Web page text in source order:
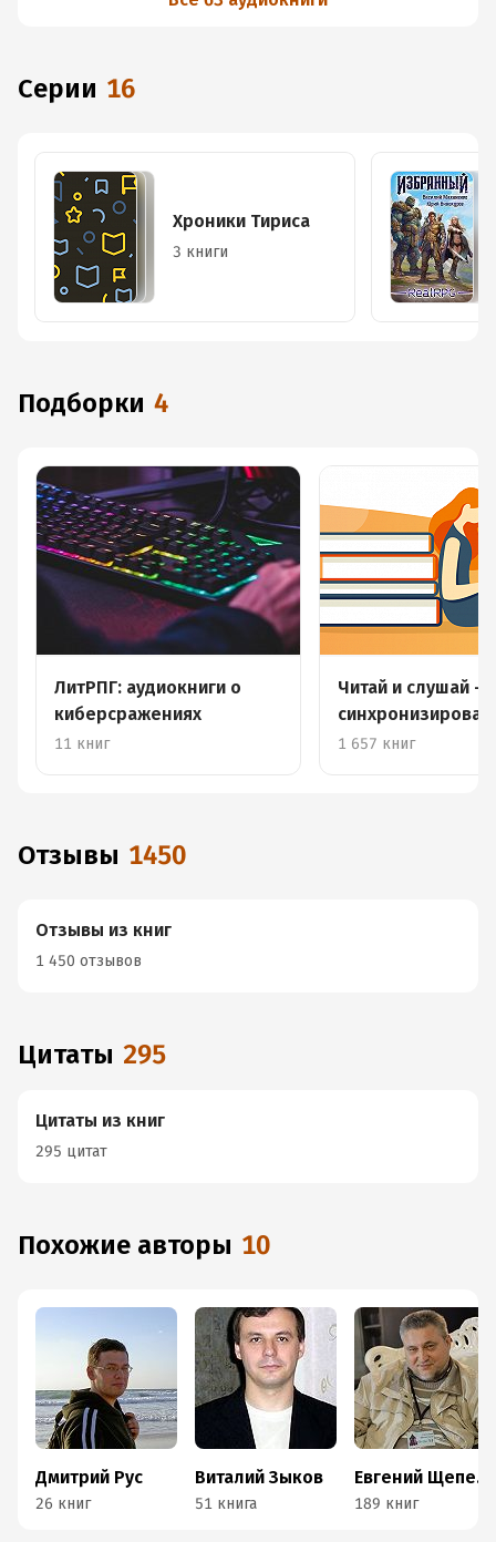
Серии 16
Хроники Тириса
3 книги
Подборки 4
ЛитРПГ: аудиокниги о
киберсражениях
11 книг
Читай и слушай –
книги
1 657 книг
Отзывы 1450
Отзывы из книг
1 450 отзывов
Цитаты 295
Цитаты из книг
295 цитат
Похожие авторы 10
Дмитрий Рус
26 книг
Виталий Зыков
51 книга
Евгений Щепетнов
189 книг